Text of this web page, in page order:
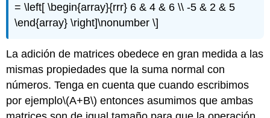
= \left[ \begin{array}{rrr} 6 & 4 & 6 \\ -5 & 2 & 5
\end{array} \right]\nonumber \]
La adición de matrices obedece en gran medida a las
mismas propiedades que la suma normal con
números. Tenga en cuenta que cuando escribimos
por ejemplo\(A+B\) entonces asumimos que ambas